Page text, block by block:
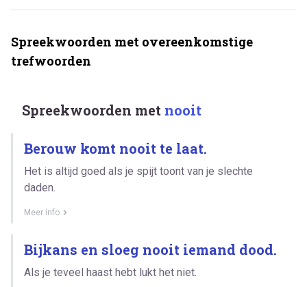
Spreekwoorden met overeenkomstige
trefwoorden
Spreekwoorden met nooit
Berouw komt nooit te laat.
Het is altijd goed als je spijt toont van je slechte
daden.
Meer info
Bijkans en sloeg nooit iemand dood.
Als je teveel haast hebt lukt het niet.